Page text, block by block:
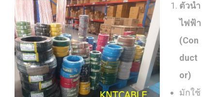
ตัวนำ
ไฟฟ้า
(Con
duct
or)
มักใช้